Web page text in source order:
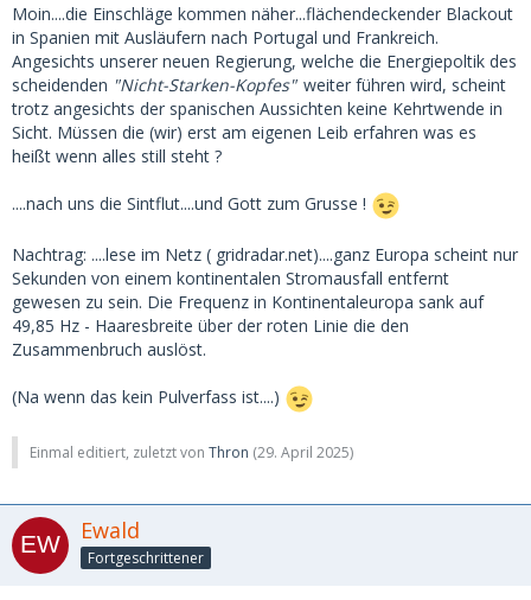
Moin....die Einschläge kommen näher...flächendeckender Blackout
in Spanien mit Ausläufern nach Portugal und Frankreich.
Angesichts unserer neuen Regierung, welche die Energiepoltik des
scheidenden "Nicht-Starken-Kopfes" weiter führen wird, scheint
trotz angesichts der spanischen Aussichten keine Kehrtwende in
Sicht. Müssen die (wir) erst am eigenen Leib erfahren was es
heißt wenn alles still steht ?
....nach uns die Sintflut....und Gott zum Grusse !
Nachtrag: ....lese im Netz ( gridradar.net)....ganz Europa scheint nur
Sekunden von einem kontinentalen Stromausfall entfernt
gewesen zu sein. Die Frequenz in Kontinentaleuropa sank auf
49,85 Hz - Haaresbreite über der roten Linie die den
Zusammenbruch auslöst.
(Na wenn das kein Pulverfass ist....)
Einmal editiert, zuletzt von Thron (29. April 2025)
Ewald
Fortgeschrittener